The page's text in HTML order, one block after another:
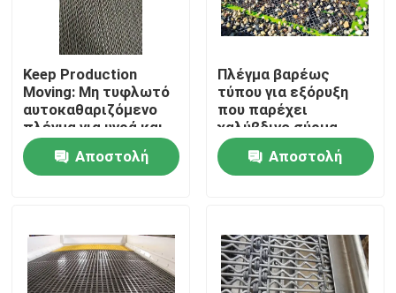
Σπίτι
Προϊόντα
Σχετικά με εμάς
Keep Production
Moving: Μη τυφλωτό
αυτοκαθαριζόμενο
πλέγμα για υγρά και
κολλώδη υλικά
Αποστολή
Πλέγμα βαρέως
τύπου για εξόρυξη
που παρέχει
χαλύβδινο σύρμα
υψηλής αντοχής σε
εφελκυσμό και
αντοχής στη
Αποστολή